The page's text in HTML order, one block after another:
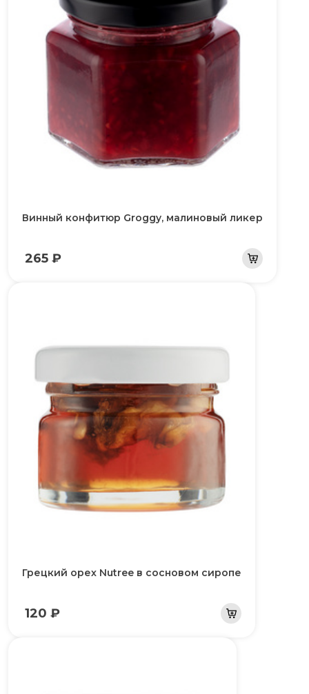
Винный конфитюр Groggy, малиновый ликер
265 ₽
Грецкий орех Nutree в сосновом сиропе
120 ₽